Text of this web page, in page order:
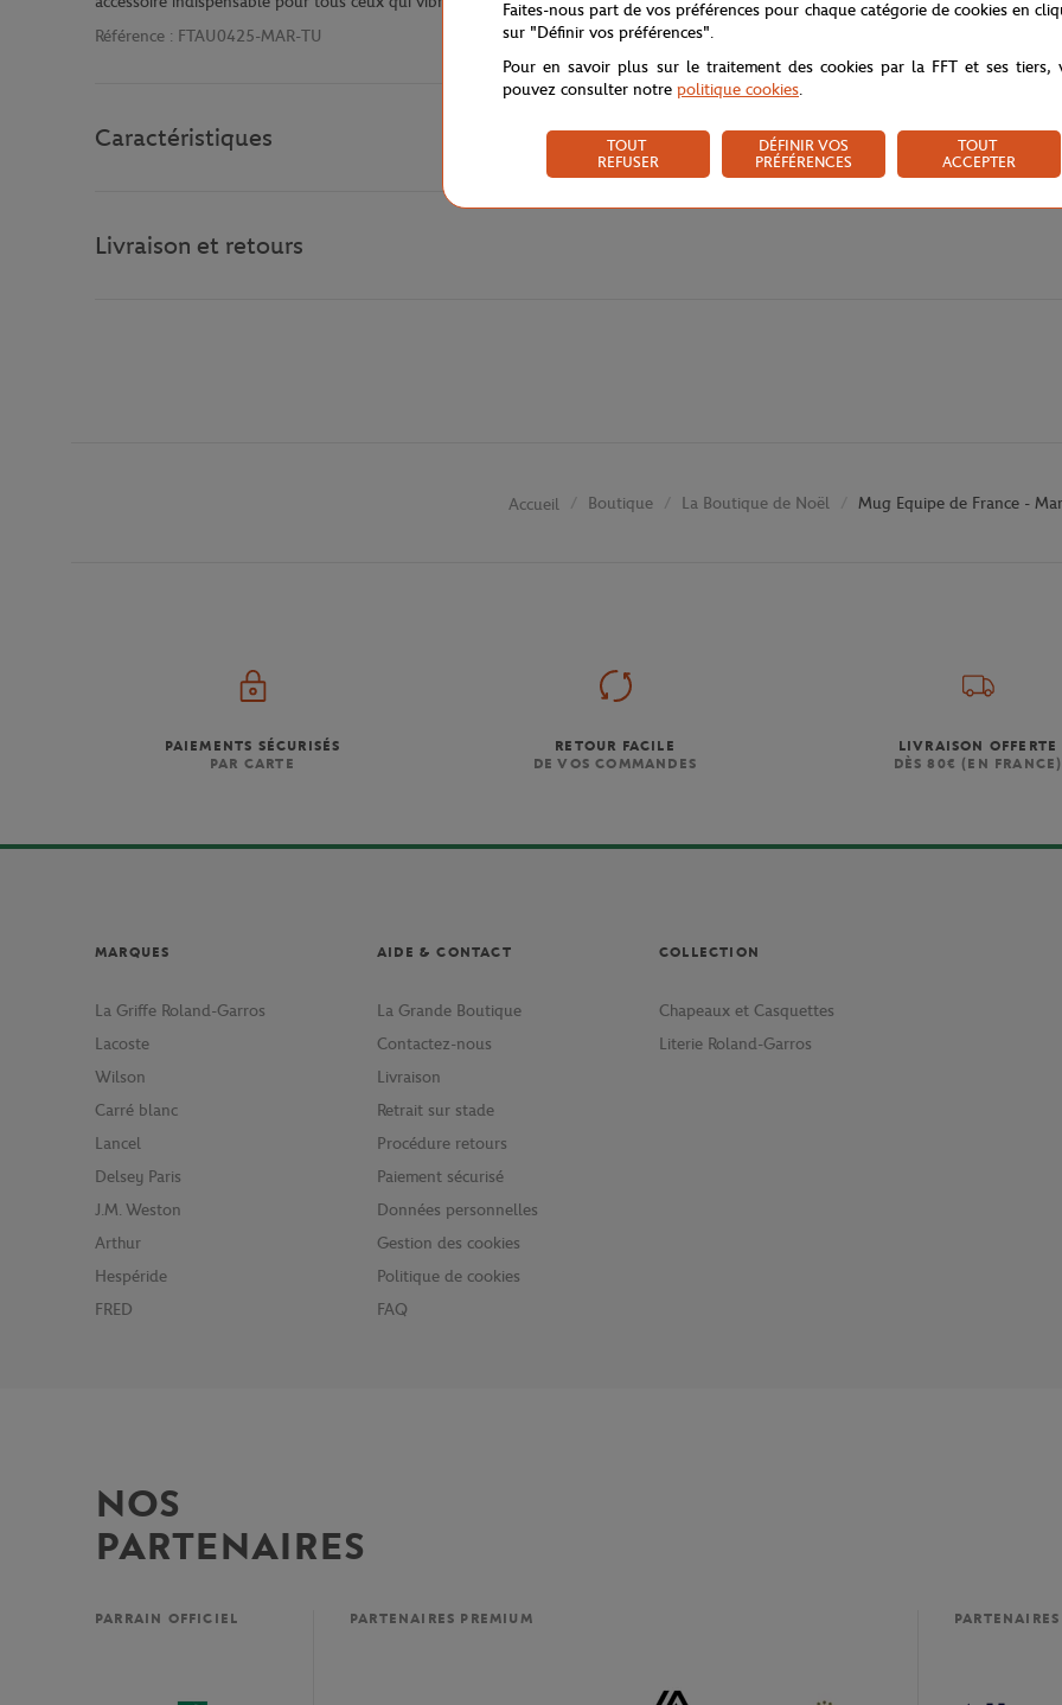
Référence : FTAU0425-MAR-TU
Caractéristiques
Livraison et retours
Accueil Boutique La Boutique de Noël Mug Equipe de France -
PAIEMENTS SÉCURISÉS
PAR CARTE
RETOUR FACILE
DE VOS COMMANDES
LIVRAISON OFFERTE
DÈS 80€ (EN FRANCE)
MARQUES
La Griffe Roland-Garros
Lacoste
Wilson
Carré blanc
Lancel
Delsey Paris
J.M. Weston
Arthur
Hespéride
FRED
AIDE & CONTACT
La Grande Boutique
Contactez-nous
Livraison
Retrait sur stade
Procédure retours
Paiement sécurisé
Données personnelles
Gestion des cookies
Politique de cookies
FAQ
COLLECTION
Chapeaux et Casquettes
Literie Roland-Garros
NOS
PARTENAIRES
PARRAIN OFFICIEL PARTENAIRES PREMIUM
Faites-nous part de vos préférences pour chaque catégorie de cookies en
sur "Définir vos préférences".
Pour en savoir plus sur le traitement des cookies par la FFT et ses tiers,
pouvez consulter notre politique cookies.
TOUT
REFUSER
DÉFINIR VOS
PRÉFÉRENCES
TOUT
ACCEPTER